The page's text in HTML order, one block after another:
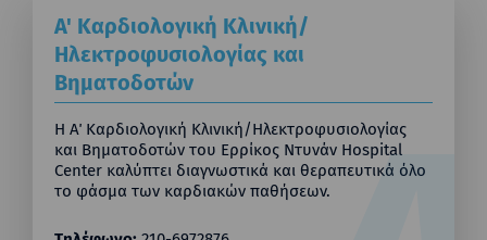
Α' Καρδιολογική Κλινική/
Ηλεκτροφυσιολογίας και
Βηματοδοτών
Η Α΄ Καρδιολογική Κλινική/Ηλεκτροφυσιολογίας
και Βηματοδοτών του Ερρίκος Ντυνάν Hospital
Center καλύπτει διαγνωστικά και θεραπευτικά όλο
το φάσμα των καρδιακών παθήσεων.